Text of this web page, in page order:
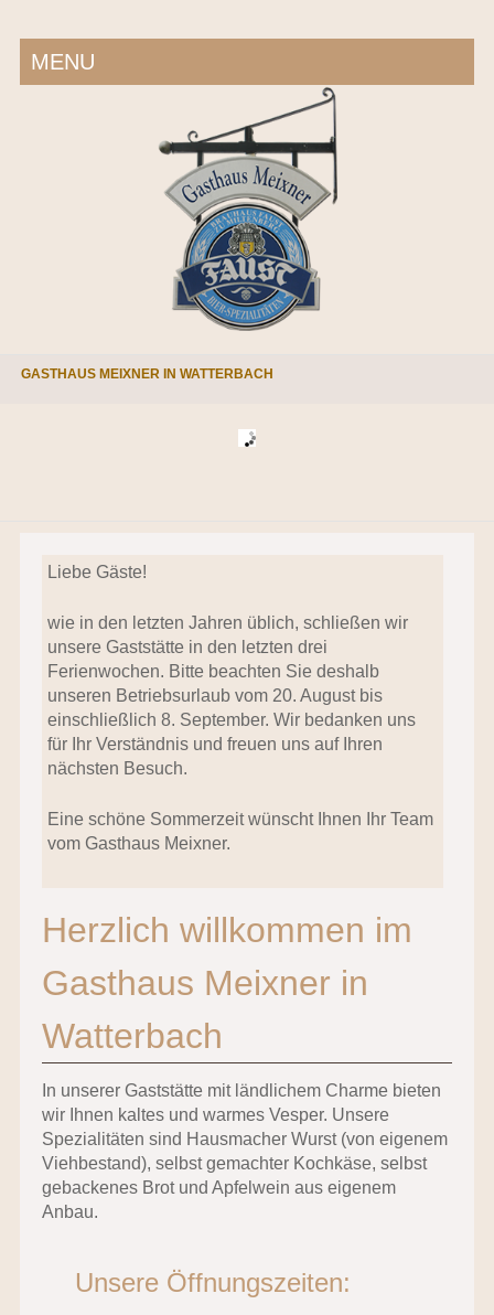
MENU
GASTHAUS MEIXNER IN WATTERBACH
Liebe Gäste!
wie in den letzten Jahren üblich, schließen wir
unsere Gaststätte in den letzten drei
Ferienwochen. Bitte beachten Sie deshalb
unseren Betriebsurlaub vom 20. August bis
einschließlich 8. September. Wir bedanken uns
für Ihr Verständnis und freuen uns auf Ihren
nächsten Besuch.
Eine schöne Sommerzeit wünscht Ihnen Ihr Team
vom Gasthaus Meixner.
Herzlich willkommen im
Gasthaus Meixner in
Watterbach
In unserer Gaststätte mit ländlichem Charme bieten
wir Ihnen kaltes und warmes Vesper. Unsere
Spezialitäten sind Hausmacher Wurst (von eigenem
Viehbestand), selbst gemachter Kochkäse, selbst
gebackenes Brot und Apfelwein aus eigenem
Anbau.
Unsere Öffnungszeiten: